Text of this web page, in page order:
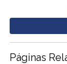
Páginas